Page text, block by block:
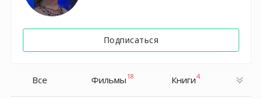
Подписаться
Все Фильмы 18 Книги4